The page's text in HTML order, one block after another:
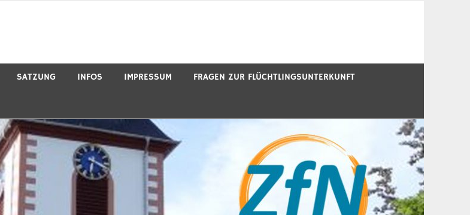
SATZUNG INFOS IMPRESSUM FRAGEN ZUR FLÜCHTLINGSUNTERKUNFT